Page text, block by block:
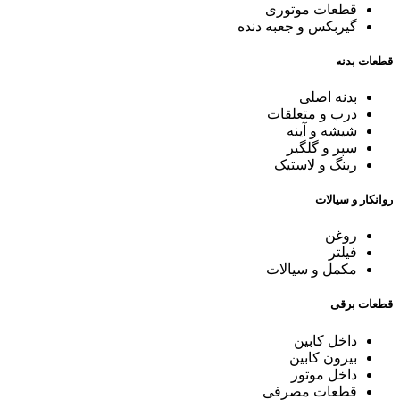
قطعات موتوری
گیربکس و جعبه دنده
قطعات بدنه
بدنه اصلی
درب و متعلقات
شیشه و آینه
سپر و گلگیر
رینگ و لاستیک
روانکار و سیالات
روغن
فیلتر
مکمل و سیالات
قطعات برقی
داخل کابین
بیرون کابین
داخل موتور
قطعات مصرفی